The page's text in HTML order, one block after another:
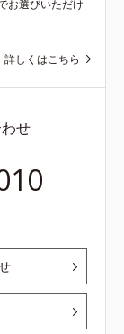
お選びいただけ
詳しくはこちら
せ